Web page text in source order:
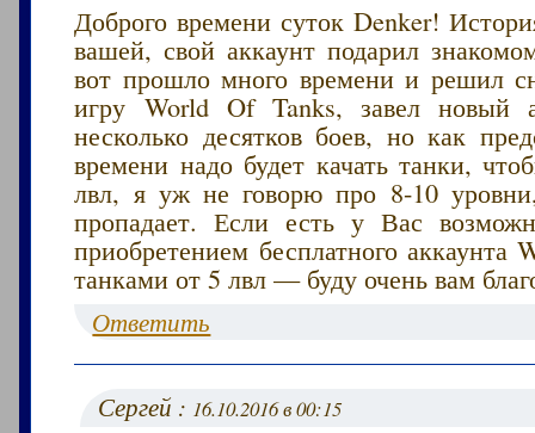
Доброго времени суток Denker!
вашей, свой аккаунт подарил
вот прошло много времени и решил
игру World Of Tanks, завел новый
несколько десятков боев, но как
времени надо будет качать танки,
лвл, я уж не говорю про 8-10
пропадает. Если есть у Вас
приобретением бесплатного аккаунта
танками от 5 лвл — буду очень вам
Ответить
Сергей : 16.10.2016 в 00:15